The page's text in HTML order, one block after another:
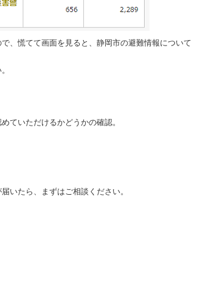
、慌てて画面を見ると、静岡市の避難情報について
ていただけるかどうかの確認。
いたら、まずはご相談ください。